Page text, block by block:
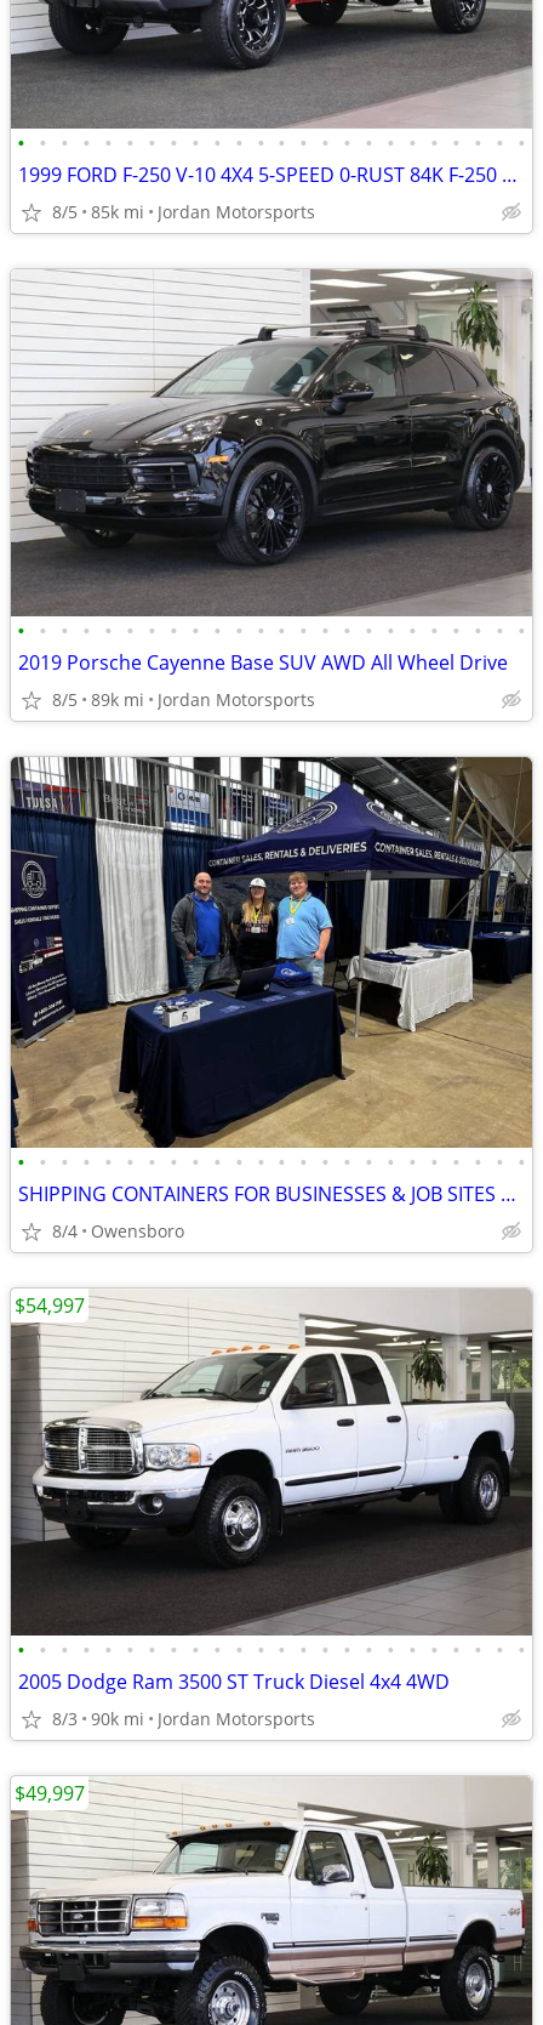
• • • • • • • • • • • • • • • • • • • • • • • •
1999 FORD F-250 V-10 4X4 5-SPEED 0-RUST 84K F-250 F350 2000 2001 2002
8/5 85k mi Jordan Motorsports
• • • • • • • • • • • • • • • • • • • • • • • •
2019 Porsche Cayenne Base SUV AWD All Wheel Drive
8/5 89k mi Jordan Motorsports
• • • • • • • • • • • • • • • • • • • • • • • •
SHIPPING CONTAINERS FOR BUSINESSES & JOB SITES 502-281-0418
8/4 Owensboro
• • • • • • • • • • • • • • • • • • • • • • • •
2005 Dodge Ram 3500 ST Truck Diesel 4x4 4WD
8/3 90k mi Jordan Motorsports
$54,997
$49,997